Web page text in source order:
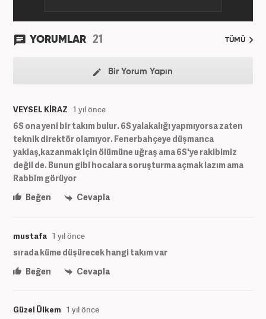
YORUMLAR 21 TÜMÜ
Bir Yorum Yapın
VEYSEL KİRAZ 1 yıl önce
6S ona yeni bir takım bulur. 6S yalakalığı yapmıyorsa zaten
teknik direktör olamıyor. Fenerbahçeye düşmanca
yaklaş,kazanmak için ölümüne uğraş ama 6S'ye rakibimiz
değil de. Bunun gibi hocalara soruşturma açmak lazım ama
Rabbim görüyor
Beğen
Cevapla
mustafa 1 yıl önce
sırada küme düşürecek hangi takım var
Beğen
Cevapla
Güzel Ülkem 1 yıl önce